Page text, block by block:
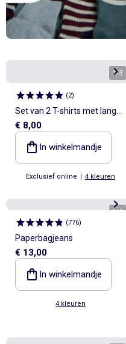
1/3
(2)
Set van 2 T-shirts met lange
mouwen
€ 8,00
In winkelmandje
Exclusief online | 4 kleuren
1/4
(776)
Paperbagjeans
€ 13,00
In winkelmandje
4 kleuren